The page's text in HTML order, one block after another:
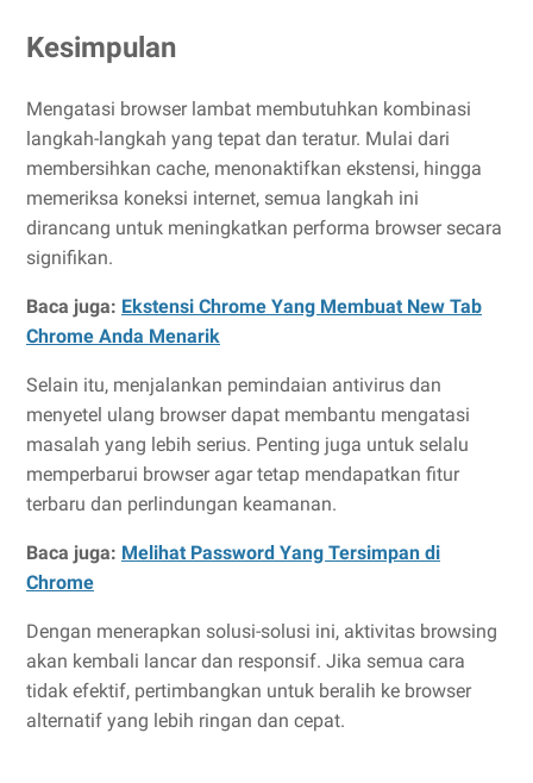
Kesimpulan
Mengatasi browser lambat membutuhkan kombinasi
langkah-langkah yang tepat dan teratur. Mulai dari
membersihkan cache, menonaktifkan ekstensi, hingga
memeriksa koneksi internet, semua langkah ini
dirancang untuk meningkatkan performa browser secara
signifikan.
Baca juga: Ekstensi Chrome Yang Membuat New Tab
Chrome Anda Menarik
Selain itu, menjalankan pemindaian antivirus dan
menyetel ulang browser dapat membantu mengatasi
masalah yang lebih serius. Penting juga untuk selalu
memperbarui browser agar tetap mendapatkan fitur
terbaru dan perlindungan keamanan.
Baca juga: Melihat Password Yang Tersimpan di
Chrome
Dengan menerapkan solusi-solusi ini, aktivitas browsing
akan kembali lancar dan responsif. Jika semua cara
tidak efektif, pertimbangkan untuk beralih ke browser
alternatif yang lebih ringan dan cepat.